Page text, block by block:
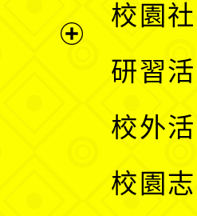
選
校園
研習
校外
校園